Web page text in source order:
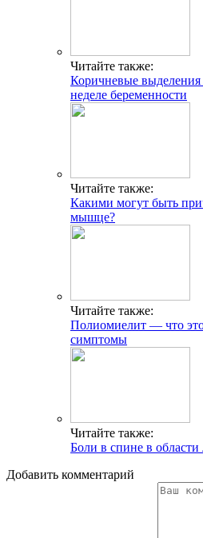
Читайте также:
Коричневые выделения
неделе беременности
Читайте также:
Какими могут быть
мышце?
Читайте также:
Полиомиелит — что это
симптомы
Читайте также:
Боли в спине в
Добавить комментарий